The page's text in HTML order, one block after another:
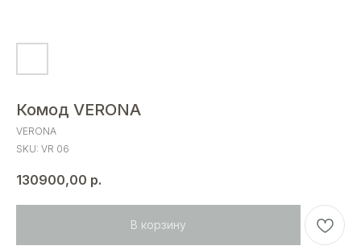
Комод VERONA
VERONA
SKU: VR 06
130900,00 р.
В корзину